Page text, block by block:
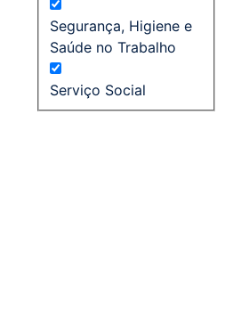
Segurança, Higiene e
Saúde no Trabalho
Serviço Social